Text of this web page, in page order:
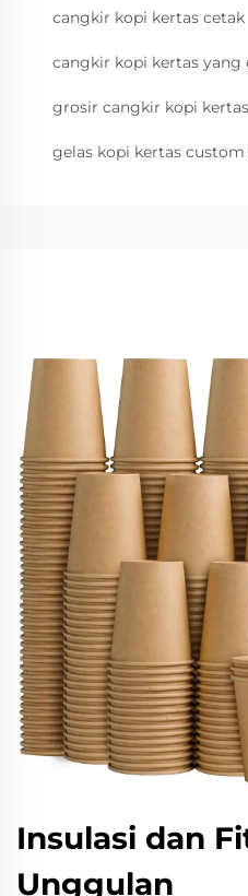
cangkir kopi kertas cetak
cangkir kopi kertas yang
grosir cangkir kopi kertas
gelas kopi kertas
Insulasi dan
Unggulan